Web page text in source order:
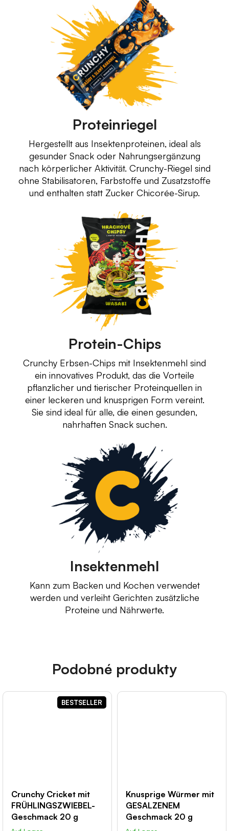
Proteinriegel
Hergestellt aus Insektenproteinen, ideal als
gesunder Snack oder Nahrungsergänzung
nach körperlicher Aktivität. Crunchy-Riegel sind
ohne Stabilisatoren, Farbstoffe und Zusatzstoffe
und enthalten statt Zucker Chicorée-Sirup.
Protein-Chips
Crunchy Erbsen-Chips mit Insektenmehl sind
ein innovatives Produkt, das die Vorteile
pflanzlicher und tierischer Proteinquellen in
einer leckeren und knusprigen Form vereint.
Sie sind ideal für alle, die einen gesunden,
nahrhaften Snack suchen.
Insektenmehl
Kann zum Backen und Kochen verwendet
werden und verleiht Gerichten zusätzliche
Proteine und Nährwerte.
Podobné produkty
BESTSELLER
Crunchy Cricket mit
FRÜHLINGSZWIEBEL-
Geschmack 20 g
Knusprige Würmer mit
GESALZENEM
Geschmack 20 g